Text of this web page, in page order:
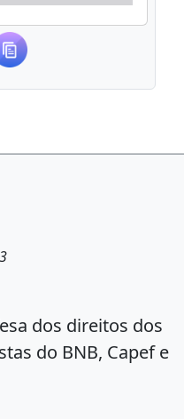
dos direitos dos
do BNB, Capef e